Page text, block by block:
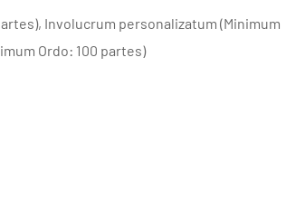
Involucrum personalizatum (Minimum
Ordo: 100 partes)